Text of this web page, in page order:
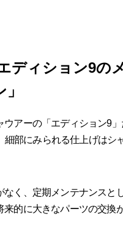
ディション9の
アーの「エディション9
細部にみられる仕上げはシ
く、定期メンテナンスと
的に大きなパーツの交換